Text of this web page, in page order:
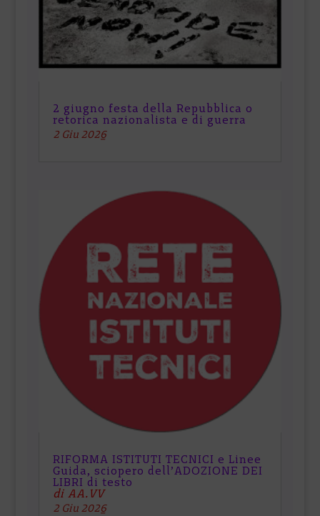
2 giugno festa della Repubblica o
retorica nazionalista e di guerra
2 Giu 2026
RIFORMA ISTITUTI TECNICI e Linee
Guida, sciopero dell’ADOZIONE DEI
LIBRI di testo
di AA.VV
2 Giu 2026